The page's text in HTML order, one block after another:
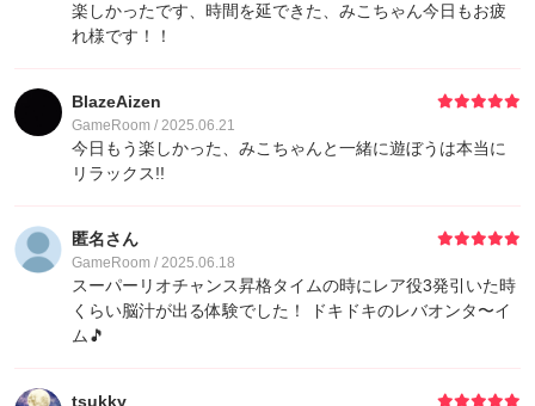
楽しかったです、時間を延できた、みこちゃん今日もお疲
れ様です！！
BlazeAizen
GameRoom / 2025.06.21
今日もう楽しかった、みこちゃんと一緒に遊ぼうは本当に
リラックス!!
匿名さん
GameRoom / 2025.06.18
スーパーリオチャンス昇格タイムの時にレア役3発引いた時
くらい脳汁が出る体験でした！ ドキドキのレバオンタ〜イ
ム🎵
tsukky